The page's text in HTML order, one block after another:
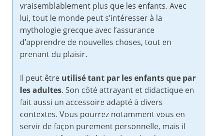
vraisemblablement plus que les enfants. Avec
lui, tout le monde peut s’intéresser à la
mythologie grecque avec l’assurance
d’apprendre de nouvelles choses, tout en
prenant du plaisir.
Il peut être utilisé tant par les enfants que par
les adultes. Son côté attrayant et didactique en
fait aussi un accessoire adapté à divers
contextes. Vous pourrez notamment vous en
servir de façon purement personnelle, mais il